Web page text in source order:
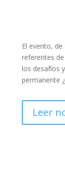
El evento,
referentes
los desafíos
permanente
Leer